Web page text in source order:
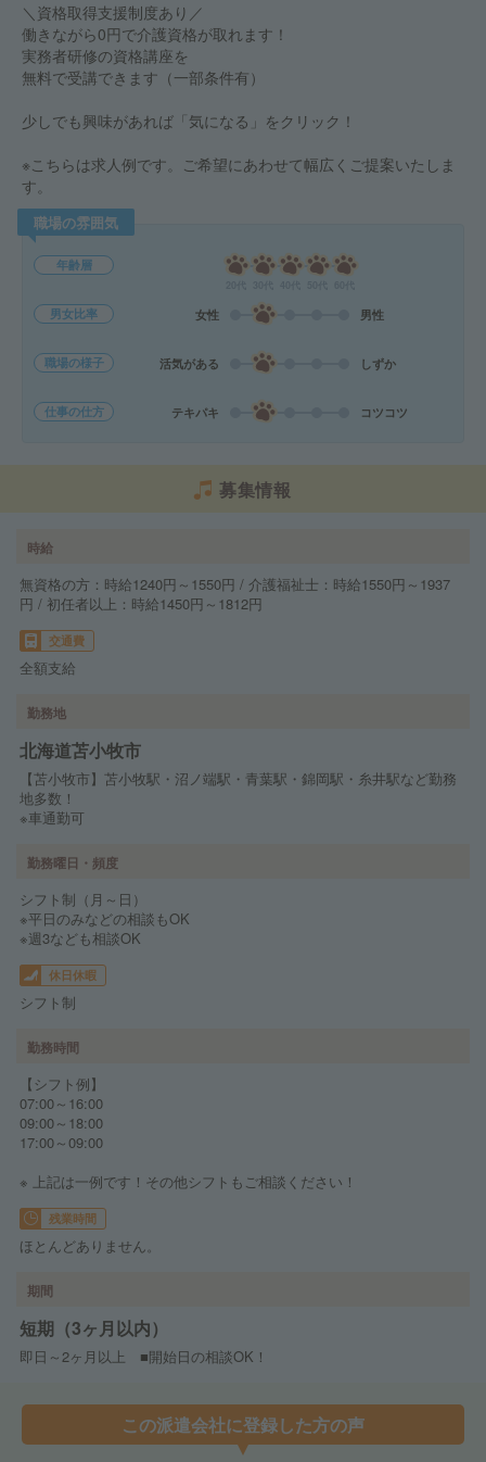
＼資格取得支援制度あり／
働きながら0円で介護資格が取れます！
実務者研修の資格講座を
無料で受講できます（一部条件有）
少しでも興味があれば「気になる」をクリック！
※こちらは求人例です。ご希望にあわせて幅広くご提案いたしま
す。
職場の雰囲気
年齢層
男女比率 女性 男性
職場の様子 活気がある しずか
仕事の仕方 テキパキ コツコツ
募集情報
時給
無資格の方：時給1240円～1550円 / 介護福祉士：時給1550円～1937
円 / 初任者以上：時給1450円～1812円
交通費
全額支給
勤務地
北海道苫小牧市
【苫小牧市】苫小牧駅・沼ノ端駅・青葉駅・錦岡駅・糸井駅など勤務
地多数！
※車通勤可
勤務曜日・頻度
シフト制（月～日）
※平日のみなどの相談もOK
※週3なども相談OK
休日休暇
シフト制
勤務時間
【シフト例】
07:00～16:00
09:00～18:00
17:00～09:00
※ 上記は一例です！その他シフトもご相談ください！
残業時間
ほとんどありません。
期間
短期（3ヶ月以内）
即日～2ヶ月以上 ■開始日の相談OK！
この派遣会社に登録した方の声